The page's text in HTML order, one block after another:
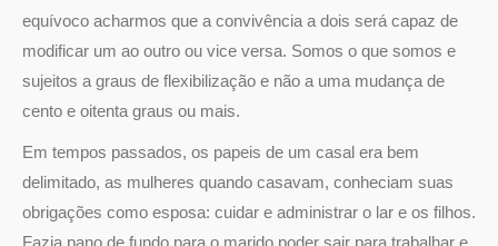
equívoco acharmos que a convivência a dois será capaz de
modificar um ao outro ou vice versa. Somos o que somos e
sujeitos a graus de flexibilização e não a uma mudança de
cento e oitenta graus ou mais.
Em tempos passados, os papeis de um casal era bem
delimitado, as mulheres quando casavam, conheciam suas
obrigações como esposa: cuidar e administrar o lar e os filhos.
Fazia pano de fundo para o marido poder sair para trabalhar e